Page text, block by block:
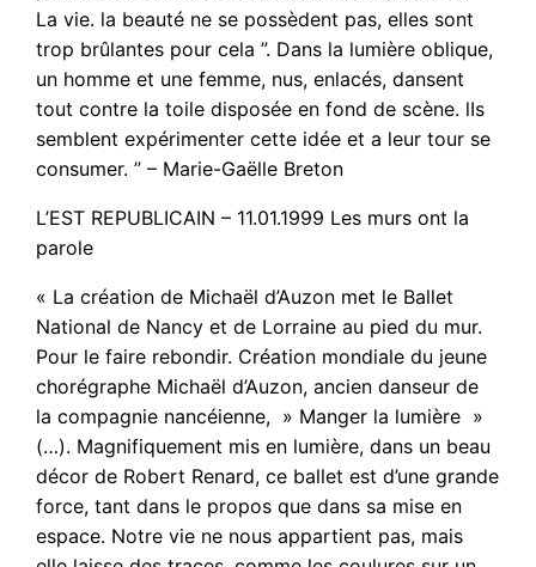
La vie. la beauté ne se possèdent pas, elles sont
trop brûlantes pour cela ”. Dans la lumière oblique,
un homme et une femme, nus, enlacés, dansent
tout contre la toile disposée en fond de scène. lIs
semblent expérimenter cette idée et a leur tour se
consumer. ” – Marie-Gaëlle Breton
L’EST REPUBLICAIN – 11.01.1999 Les murs ont la
parole
« La création de Michaël d’Auzon met le Ballet
National de Nancy et de Lorraine au pied du mur.
Pour le faire rebondir. Création mondiale du jeune
chorégraphe Michaël d’Auzon, ancien danseur de
la compagnie nancéienne, » Manger la lumière »
(…). Magnifiquement mis en lumière, dans un beau
décor de Robert Renard, ce ballet est d’une grande
force, tant dans le propos que dans sa mise en
espace. Notre vie ne nous appartient pas, mais